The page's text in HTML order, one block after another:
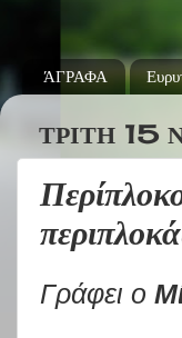
ΆΓΡΑΦΑ
ΤΡΊΤΗ 15
Γράφει ο